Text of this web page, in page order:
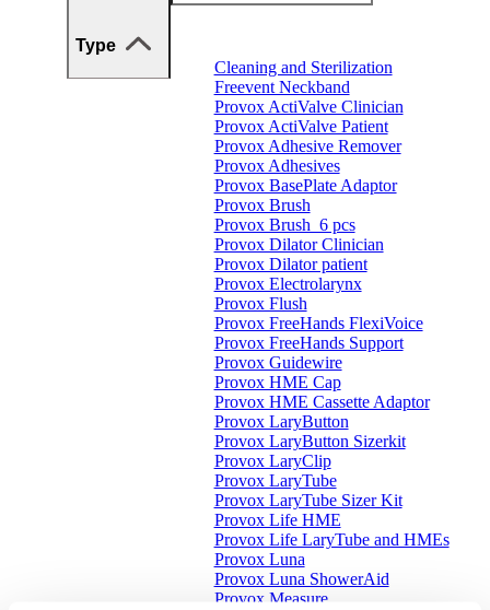
Type
Cleaning and Sterilization
Freevent Neckband
Provox ActiValve Clinician
Provox ActiValve Patient
Provox Adhesive Remover
Provox Adhesives
Provox BasePlate Adaptor
Provox Brush
Provox Brush_6 pcs
Provox Dilator Clinician
Provox Dilator patient
Provox Electrolarynx
Provox Flush
Provox FreeHands FlexiVoice
Provox FreeHands Support
Provox Guidewire
Provox HME Cap
Provox HME Cassette Adaptor
Provox LaryButton
Provox LaryButton Sizerkit
Provox LaryClip
Provox LaryTube
Provox LaryTube Sizer Kit
Provox Life HME
Provox Life LaryTube and HMEs
Provox Luna
Provox Luna ShowerAid
Provox Measure